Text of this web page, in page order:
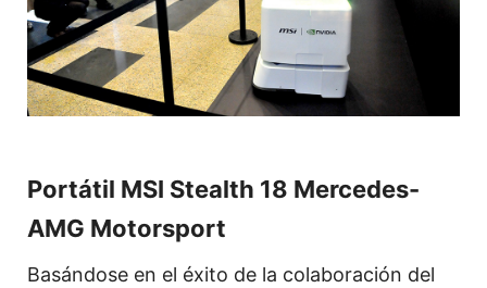
Portátil MSI Stealth 18 Mercedes-
AMG Motorsport
Basándose en el éxito de la colaboración del